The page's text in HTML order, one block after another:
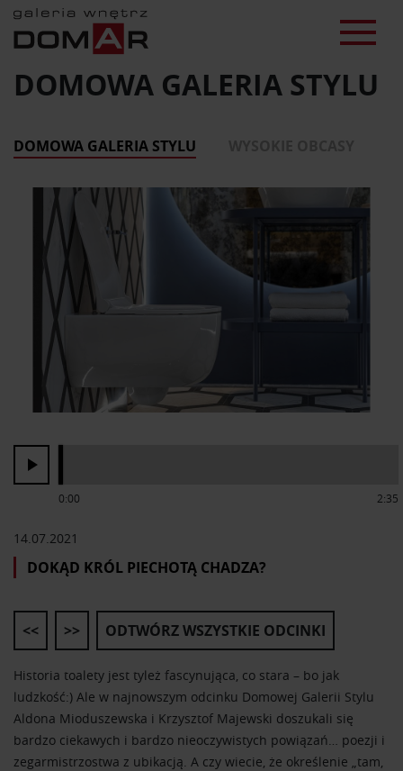
DOMOWA GALERIA STYLU
DOMOWA GALERIA STYLU
14.07.2021
DOKĄD KRÓL PIECHOTĄ CHADZA?
Historia toalety jest tyleż fascynująca, co stara – bo jak
ludzkość:) Ale w najnowszym odcinku Domowej Galerii Stylu
Aldona Mioduszewska i Krzysztof Majewski doszukali się
bardzo ciekawych i bardzo nieoczywistych powiązań… poezji i
zegarmistrzostwa z ubikacją. A czy wiecie, że określenie „tam,
0:00 2:35
<< >> ODTWÓRZ WSZYSTKIE ODCINKI